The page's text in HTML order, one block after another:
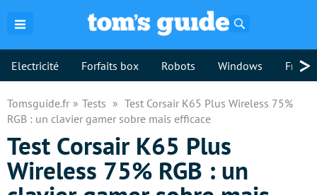
Electricité Forfaits box Robots Windows >
Tomsguide.fr Tests
Test Corsair K65 Plus Wireless 75%
RGB : un clavier gamer sobre mais efficace
Test Corsair K65 Plus
Wireless 75% RGB : un